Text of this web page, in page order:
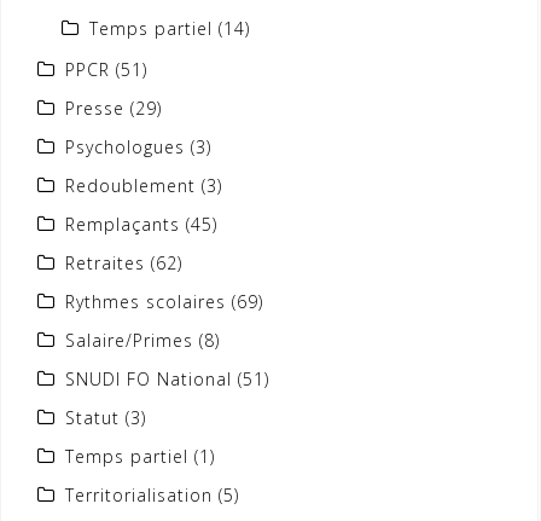
Temps partiel (14)
PPCR (51)
Presse (29)
Psychologues (3)
Redoublement (3)
Remplaçants (45)
Retraites (62)
Rythmes scolaires (69)
Salaire/Primes (8)
SNUDI FO National (51)
Statut (3)
Temps partiel (1)
Territorialisation (5)